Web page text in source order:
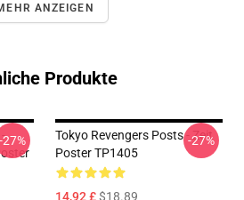
ANZEIGEN
Produkte
-27%
Tokyo Revengers Posts - Zeit
Poster TP1405
14,92 £$18.89
-27%